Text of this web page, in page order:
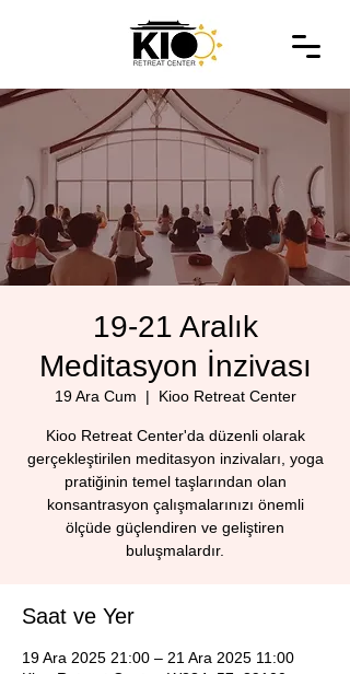
19-21 Aralık
Meditasyon İnzivası
19 Ara Cum
  |
Kioo Retreat Center
Kioo Retreat Center'da düzenli olarak
gerçekleştirilen meditasyon inzivaları, yoga
pratiğinin temel taşlarından olan
konsantrasyon çalışmalarınızı önemli
ölçüde güçlendiren ve geliştiren
buluşmalardır.
Saat ve Yer
19 Ara 2025 21:00 – 21 Ara 2025 11:00